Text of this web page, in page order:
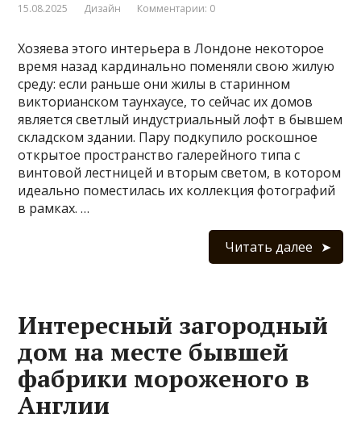
15.08.2025 Дизайн Комментарии: 0
Хозяева этого интерьера в Лондоне некоторое
время назад кардинально поменяли свою жилую
среду: если раньше они жилы в старинном
викторианском таунхаусе, то сейчас их домов
является светлый индустриальный лофт в бывшем
складском здании. Пару подкупило роскошное
открытое пространство галерейного типа с
винтовой лестницей и вторым светом, в котором
идеально поместилась их коллекция фотографий
в рамках. …
Читать далее
Интересный загородный
дом на месте бывшей
фабрики мороженого в
Англии